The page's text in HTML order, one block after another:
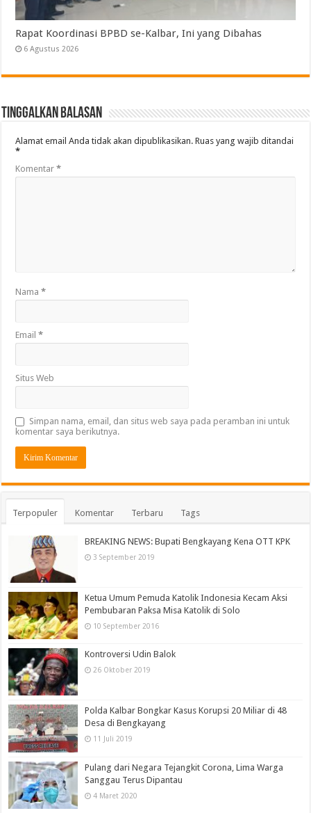
Rapat Koordinasi BPBD se-Kalbar, Ini yang Dibahas
6 Agustus 2026
Tinggalkan Balasan
Alamat email Anda tidak akan dipublikasikan. Ruas yang wajib ditandai
*
Komentar*
Nama*
Email*
Situs Web
Simpan nama, email, dan situs web saya pada peramban ini untuk
komentar saya berikutnya.
Terpopuler Komentar Terbaru Tags
BREAKING NEWS: Bupati Bengkayang Kena OTT KPK
3 September 2019
Ketua Umum Pemuda Katolik Indonesia Kecam Aksi
Pembubaran Paksa Misa Katolik di Solo
10 September 2016
Kontroversi Udin Balok
26 Oktober 2019
Polda Kalbar Bongkar Kasus Korupsi 20 Miliar di 48
Desa di Bengkayang
11 Juli 2019
Pulang dari Negara Tejangkit Corona, Lima Warga
Sanggau Terus Dipantau
4 Maret 2020